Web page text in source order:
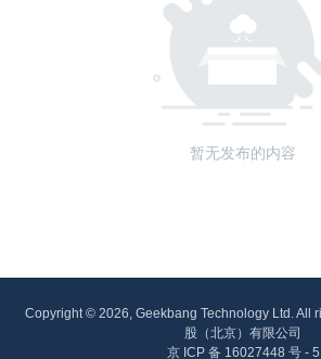
暂无发布的内容
Copyright © 2026, Geekbang Technology Ltd. All
股（北京）有限公司
京 ICP 备 16027448 号 - 5